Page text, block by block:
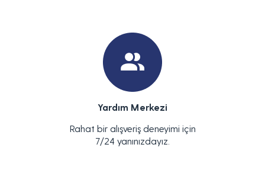
Yardım Merkezi
Rahat bir alışveriş deneyimi için
7/24 yanınızdayız.